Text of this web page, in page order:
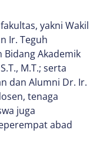
yakni Wakil
Ir. Teguh
Bidang Akademik
M.T.; serta
dan Alumni Dr. Ir.
tenaga
juga
abad